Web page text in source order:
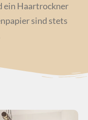
ein Haartrockner
sind stets